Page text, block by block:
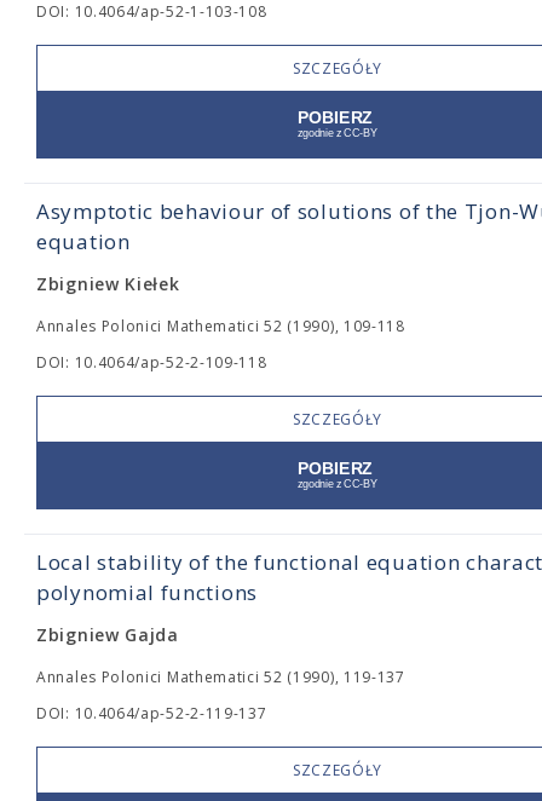
DOI: 10.4064/ap-52-1-103-108
SZCZEGÓŁY
Asymptotic behaviour of solutions of the Tjon-
equation
Zbigniew Kiełek
Annales Polonici Mathematici 52 (1990), 109-118
DOI: 10.4064/ap-52-2-109-118
SZCZEGÓŁY
Local stability of the functional equation
polynomial functions
Zbigniew Gajda
Annales Polonici Mathematici 52 (1990), 119-137
DOI: 10.4064/ap-52-2-119-137
SZCZEGÓŁY